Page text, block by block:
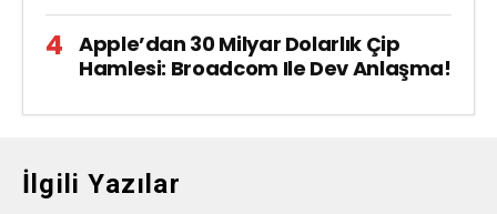
Apple’dan 30 Milyar Dolarlık Çip
Hamlesi: Broadcom Ile Dev Anlaşma!
İlgili Yazılar